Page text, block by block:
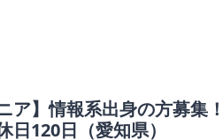
ア】情報系出身の方募集
日120日（愛知県）